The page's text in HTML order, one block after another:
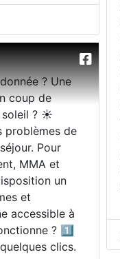
? Une
coup de
soleil ? ☀️
problèmes de
Pour
MMA et
un
et
accessible à
? 1️⃣
clics.